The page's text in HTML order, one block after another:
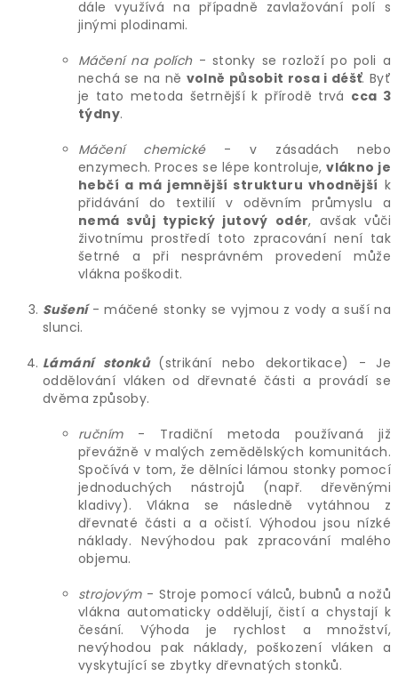
dále využívá na případně zavlažování polí s
jinými plodinami.
Máčení na polích- stonky se rozloží po poli a
nechá se na ně volně působit rosa i déšť. Byť
je tato metoda šetrnější k přírodě trvá cca 3
týdny.
Máčení chemické- v zásadách nebo
enzymech. Proces se lépe kontroluje,vlákno je
hebčí a má jemnější strukturu vhodnější k
přidávání do textilií v oděvním průmyslu a
nemá svůj typický jutový odér, avšak vůči
životnímu prostředí toto zpracování není tak
šetrné a při nesprávném provedení může
vlákna poškodit.
Sušení- máčené stonky se vyjmou z vody a suší na
slunci.
Lámání stonků (strikání nebo dekortikace) - Je
oddělování vláken od dřevnaté části a provádí se
dvěma způsoby.
ručním- Tradiční metoda používaná již
převážně v malých zemědělských komunitách.
Spočívá v tom, že dělníci lámou stonky pomocí
jednoduchých nástrojů (např. dřevěnými
kladivy). Vlákna se následně vytáhnou z
dřevnaté části a a očistí. Výhodou jsou nízké
náklady. Nevýhodou pak zpracování malého
objemu.
strojovým- Stroje pomocí válců, bubnů a nožů
vlákna automaticky oddělují, čistí a chystají k
česání. Výhoda je rychlost a množství,
nevýhodou pak náklady, poškození vláken a
vyskytující se zbytky dřevnatých stonků.